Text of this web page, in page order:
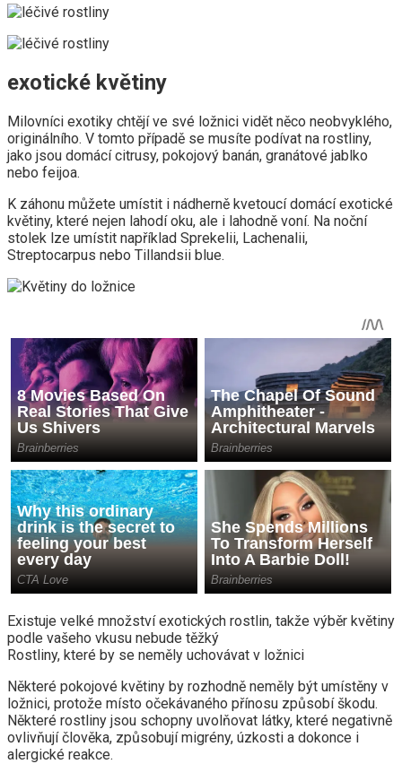
exotické květiny
Milovníci exotiky chtějí ve své ložnici vidět něco neobvyklého,
originálního. V tomto případě se musíte podívat na rostliny,
jako jsou domácí citrusy, pokojový banán, granátové jablko
nebo feijoa.
K záhonu můžete umístit i nádherně kvetoucí domácí exotické
květiny, které nejen lahodí oku, ale i lahodně voní. Na noční
stolek lze umístit například Sprekelii, Lachenalii,
Streptocarpus nebo Tillandsii blue.
Existuje velké množství exotických rostlin, takže výběr květiny
podle vašeho vkusu nebude těžký
Rostliny, které by se neměly uchovávat v ložnici
Některé pokojové květiny by rozhodně neměly být umístěny v
ložnici, protože místo očekávaného přínosu způsobí škodu.
Některé rostliny jsou schopny uvolňovat látky, které negativně
ovlivňují člověka, způsobují migrény, úzkosti a dokonce i
alergické reakce.